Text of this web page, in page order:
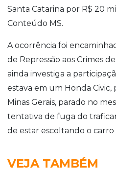
Santa Catarina por R$ 20
Conteúdo MS.
A ocorrência foi
de Repressão aos Crimes
ainda investiga a
estava em um Honda Civic,
Minas Gerais, parado no
tentativa de fuga do
de estar escoltando o
VEJA TAMBÉM